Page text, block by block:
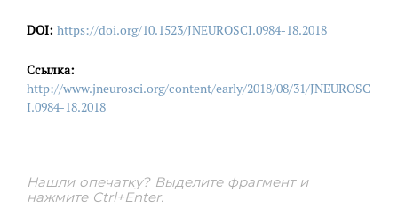
DOI: https://doi.org/10.1523/JNEUROSCI.0984-18.2018
Ссылка:
http://www.jneurosci.org/content/early/2018/08/31/JNEUROSC
I.0984-18.2018
Нашли опечатку? Выделите фрагмент и
нажмите Ctrl+Enter.